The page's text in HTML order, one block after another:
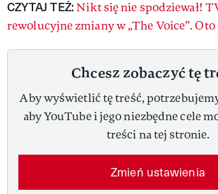
CZYTAJ TEŻ: Nikt się nie spodziewał!
rewolucyjne zmiany w „The Voice”.
Chcesz zobaczyć tę
Aby wyświetlić tę treść,
aby YouTube i jego niezbędne cele
treści na tej stronie.
Zmień ustawienia